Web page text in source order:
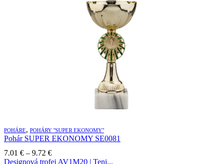
POHÁRE, POHÁRY "SUPER EKONOMY"
Pohár SUPER EKONOMY SE0081
7.01 € – 9.72 €Price
range:
Designová trofej AV1M20 | Teni...